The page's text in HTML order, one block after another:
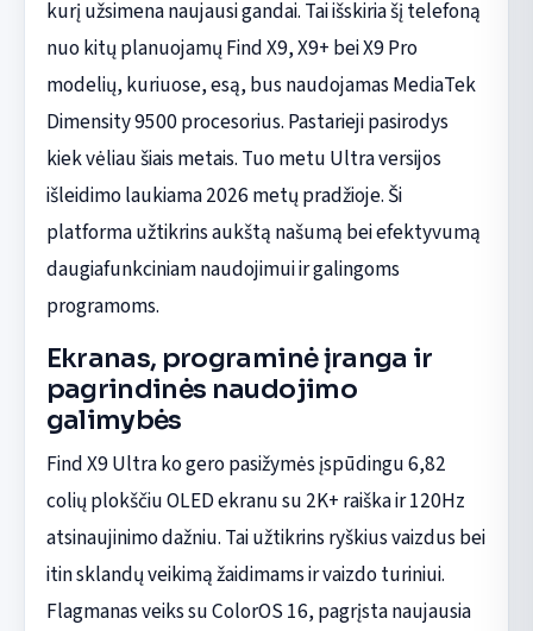
kurį užsimena naujausi gandai. Tai išskiria šį telefoną
nuo kitų planuojamų Find X9, X9+ bei X9 Pro
modelių, kuriuose, esą, bus naudojamas MediaTek
Dimensity 9500 procesorius. Pastarieji pasirodys
kiek vėliau šiais metais. Tuo metu Ultra versijos
išleidimo laukiama 2026 metų pradžioje. Ši
platforma užtikrins aukštą našumą bei efektyvumą
daugiafunkciniam naudojimui ir galingoms
programoms.
Ekranas, programinė įranga ir
pagrindinės naudojimo
galimybės
Find X9 Ultra ko gero pasižymės įspūdingu 6,82
colių plokščiu OLED ekranu su 2K+ raiška ir 120Hz
atsinaujinimo dažniu. Tai užtikrins ryškius vaizdus bei
itin sklandų veikimą žaidimams ir vaizdo turiniui.
Flagmanas veiks su ColorOS 16, pagrįsta naujausia